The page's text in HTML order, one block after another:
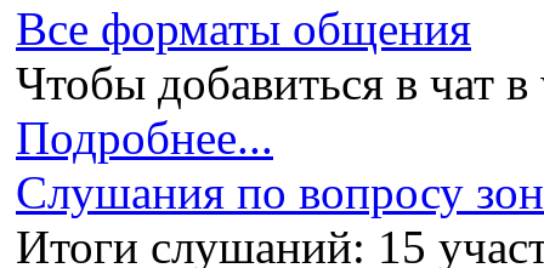
Все форматы общения
Чтобы добавиться в чат
Подробнее...
Слушания по вопросу
Итоги слушаний: 15